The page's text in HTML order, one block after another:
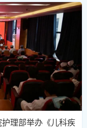
理部举办《儿科疾